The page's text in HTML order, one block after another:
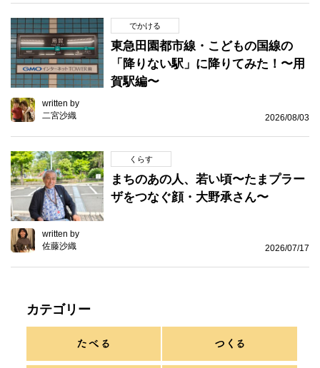
でかける
東急田園都市線・こどもの国線の
「降りない駅」に降りてみた！〜用
賀駅編〜
written by
二宮沙織
2026/08/03
くらす
まちのあの人、若い頃〜たまプラー
ザをつなぐ顔・大野承さん〜
written by
佐藤沙織
2026/07/17
カテゴリー